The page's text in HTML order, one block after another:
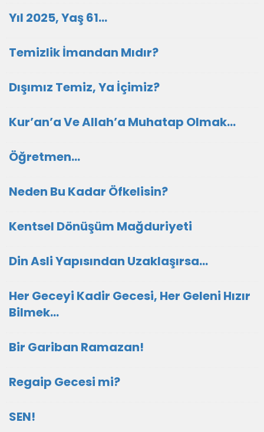
Yıl 2025, Yaş 61...
Temizlik İmandan Mıdır?
Dışımız Temiz, Ya İçimiz?
Kur’an’a Ve Allah’a Muhatap Olmak…
Öğretmen...
Neden Bu Kadar Öfkelisin?
Kentsel Dönüşüm Mağduriyeti
Din Asli Yapısından Uzaklaşırsa…
Her Geceyi Kadir Gecesi, Her Geleni Hızır
Bilmek...
Bir Gariban Ramazan!
Regaip Gecesi mi?
SEN!